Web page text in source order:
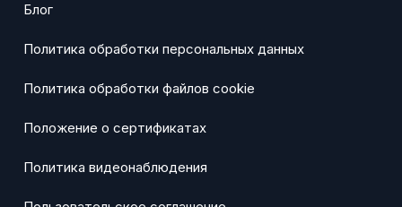
Блог
Политика обработки персональных данных
Политика обработки файлов cookie
Положение о сертификатах
Политика видеонаблюдения